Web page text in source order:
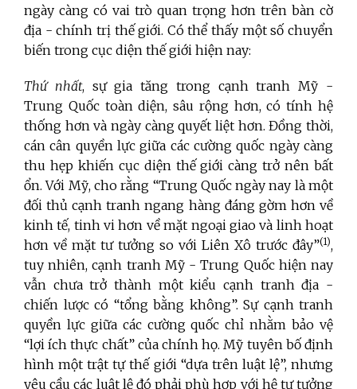
ngày càng có vai trò quan trọng hơn trên bàn cờ
địa - chính trị thế giới. Có thể thấy một số chuyển
biến trong cục diện thế giới hiện nay:
Thứ nhất, sự gia tăng trong cạnh tranh Mỹ -
Trung Quốc toàn diện, sâu rộng hơn, có tính hệ
thống hơn và ngày càng quyết liệt hơn. Đồng thời,
cán cân quyền lực giữa các cường quốc ngày càng
thu hẹp khiến cục diện thế giới càng trở nên bất
ổn. Với Mỹ, cho rằng “Trung Quốc ngày nay là một
đối thủ cạnh tranh ngang hàng đáng gờm hơn về
kinh tế, tinh vi hơn về mặt ngoại giao và linh hoạt
hơn về mặt tư tưởng so với Liên Xô trước đây”(1),
tuy nhiên, cạnh tranh Mỹ - Trung Quốc hiện nay
vẫn chưa trở thành một kiểu cạnh tranh địa -
chiến lược có “tổng bằng không”. Sự cạnh tranh
quyền lực giữa các cường quốc chỉ nhằm bảo vệ
“lợi ích thực chất” của chính họ. Mỹ tuyên bố định
hình một trật tự thế giới “dựa trên luật lệ”, nhưng
yêu cầu các luật lệ đó phải phù hợp với hệ tư tưởng